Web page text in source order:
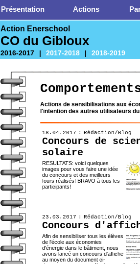
Présentation Actions
Action Enerschool
CO du Gibloux
2016-2017 | 2017-2018 | 2018-2019
Actions de sensibilisations aux
l'intention des autres utilisateurs
18.04.2017 : Rédaction/Blog
Concours de
solaire
RESULTATS: voici quelques
images pour vous faire une idée
du concours et des meilleurs
fours réalisés! BRAVO à tous les
participants!
23.03.2017 : Rédaction/Blog
Concours
Afin de sensibiliser tous les élèves
de l'école aux économies
d'énergie dans le bâtiment, nous
avons lancé un concours d'affiche
au moyen du document ci-